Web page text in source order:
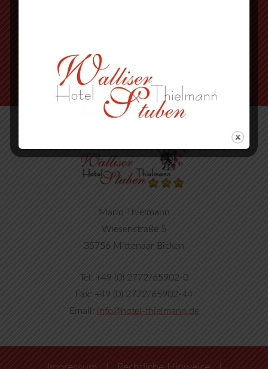
Mario Thielmann
Wiesenstraße 5
35756 Mittenaar Bicken
Tel: +49 (0) 2772/65902-0
Fax: +49 (0) 2772/65902-44
Email: info@hotel-thielmann.de